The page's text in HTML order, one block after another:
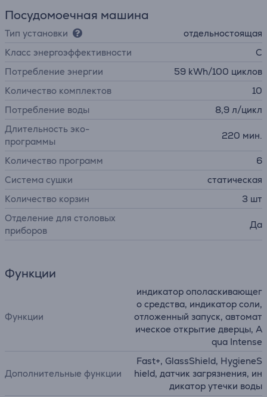
Посудомоечная машина
Тип установки
отдельностоящая
Класс энергоэффективности
C
Потребление энергии
59 kWh/100 циклов
Количество комплектов
10
Потребление воды
8,9 л/цикл
Длительность эко-
программы
220 мин.
Количество программ
6
Система сушки
статическая
Количество корзин
3 шт
Отделение для столовых
приборов
Да
Функции
Функции
индикатор ополаскивающег
о средства, индикатор соли,
отложенный запуск, автомат
ическое открытие дверцы, A
qua Intense
Дополнительные функции
Fast+, GlassShield, HygieneS
hield, датчик загрязнения, ин
дикатор утечки воды